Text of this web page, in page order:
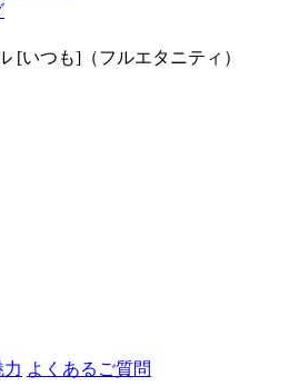
[いつも]（フルエタニティ）
よくあるご質問